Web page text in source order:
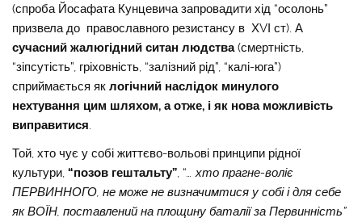
(спроба Йосафата Кунцевича запровадити хід “осолонь”
призвела до православного резистансу в ХVІ ст). А
сучасний жалюгідний ситан людства(смертність,
“зіпсутість”, гріховність, “залізний рід”, “калі-юга”)
сприймається яклогічний наслідок минулого
нехтування цим шляхом, а отже, і як нова можливість
виправитися
Той, хто чує у собі життєво-вольові принципи рідної
культури,“позов гештальту”, “… хто прагне-воліє
ПЕРВИННОГО, не може не визначимтися у собі і для себе
як ВОЇН, поставлений на площину баталії за Первинність”